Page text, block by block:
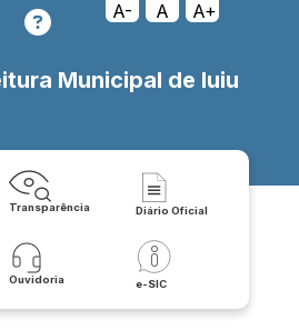
A- A A+
Municipal de Iuiu
Transparência Diário Oficial
Ouvidoria e-SIC